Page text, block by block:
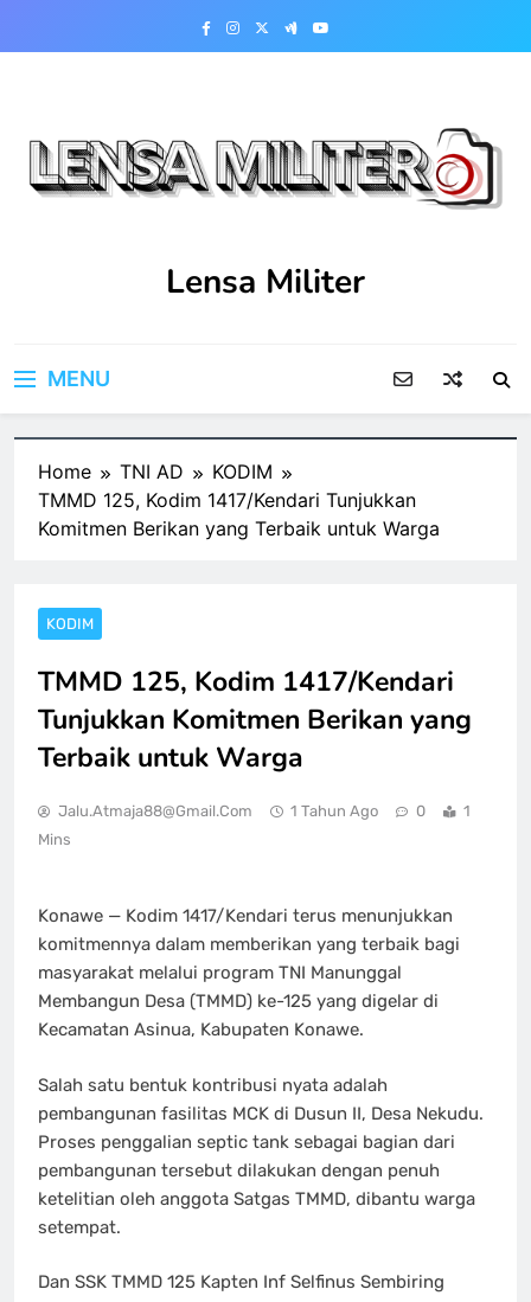
Lensa Militer
MENU
Home TNI AD
KODIM
TMMD 125, Kodim 1417/Kendari Tunjukkan
Komitmen Berikan yang Terbaik untuk Warga
KODIM
TMMD 125, Kodim 1417/Kendari
Tunjukkan Komitmen Berikan yang
Terbaik untuk Warga
Jalu.atmaja88@gmail.com 1 Tahun Ago 0
1
Mins
Konawe — Kodim 1417/Kendari terus menunjukkan
komitmennya dalam memberikan yang terbaik bagi
masyarakat melalui program TNI Manunggal
Membangun Desa (TMMD) ke-125 yang digelar di
Kecamatan Asinua, Kabupaten Konawe.
Salah satu bentuk kontribusi nyata adalah
pembangunan fasilitas MCK di Dusun II, Desa Nekudu.
Proses penggalian septic tank sebagai bagian dari
pembangunan tersebut dilakukan dengan penuh
ketelitian oleh anggota Satgas TMMD, dibantu warga
setempat.
Dan SSK TMMD 125 Kapten Inf Selfinus Sembiring